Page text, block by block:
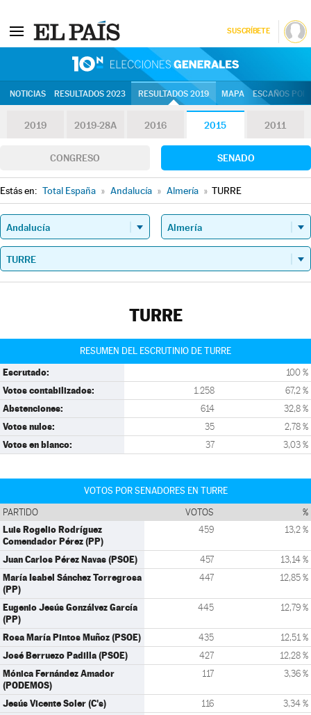
SUSCRÍBETE
NOTICIAS RESULTADOS 2023 RESULTADOS 2019 MAPA ESCAÑOS
2019 2019-28A 2016 2015 2011
CONGRESO SENADO
Estás en: Total España » Andalucía » Almería » TURRE
TURRE
RESUMEN DEL ESCRUTINIO DE TURRE
Escrutado: 100 %
Votos contabilizados: 1.258 67,2 %
Abstenciones: 614 32,8 %
Votos nulos: 35 2,78 %
Votos en blanco: 37 3,03 %
VOTOS POR SENADORES EN TURRE
PARTIDO VOTOS %
Luis Rogelio Rodríguez
Comendador Pérez (PP)
459 13,2 %
Juan Carlos Pérez Navas (PSOE) 457 13,14 %
María Isabel Sánchez Torregrosa
(PP)
447 12,85 %
Eugenio Jesús Gonzálvez García
(PP)
445 12,79 %
Rosa María Pintos Muñoz (PSOE) 435 12,51 %
José Berruezo Padilla (PSOE) 427 12,28 %
Mónica Fernández Amador
(PODEMOS)
117 3,36 %
Jesús Vicente Soler (C's) 116 3,34 %